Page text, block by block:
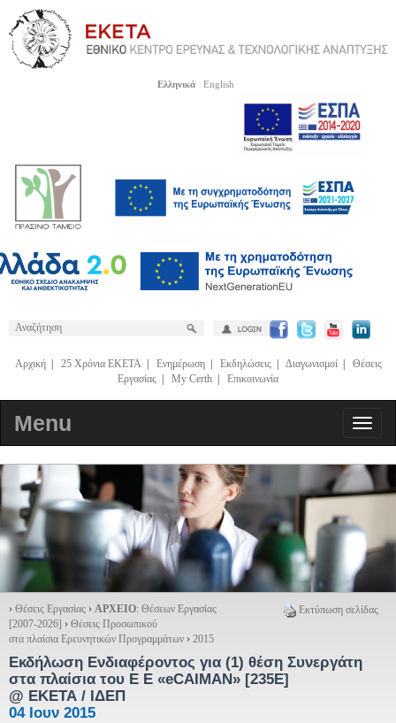
Ελληνικά English
Αρχική| 25 Χρόνια ΕΚΕΤΑ| Ενημέρωση| Εκδηλώσεις| Διαγωνισμοί| Θέσεις
Εργασίας
My Certh Επικοινωνία
Menu
Εκτύπωση σελίδας
› Θέσεις Εργασίας › ΑΡΧΕΙΟ: Θέσεων Εργασίας
[2007-2026] › Θέσεις Προσωπικού
στα πλαίσια Ερευνητικών Προγραμμάτων › 2015
Εκδήλωση Ενδιαφέροντος για (1) θέση Συνεργάτη
στα πλαίσια του Ε Ε «eCAIMAN» [235E]
@ ΕΚΕΤΑ / ΙΔΕΠ
04 Ιουν 2015